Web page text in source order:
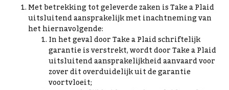
Met betrekking tot geleverde zaken is Take a Plaid
uitsluitend aansprakelijk met inachtneming van
het hiernavolgende:
In het geval door Take a Plaid schriftelijk
garantie is verstrekt, wordt door Take a Plaid
uitsluitend aansprakelijkheid aanvaard voor
zover dit overduidelijk uit de garantie
voortvloeit;